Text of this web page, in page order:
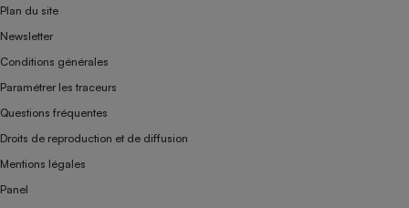
Plan du site
Newsletter
Conditions générales
Paramétrer les traceurs
Questions fréquentes
Droits de reproduction et de diffusion
Mentions légales
Panel